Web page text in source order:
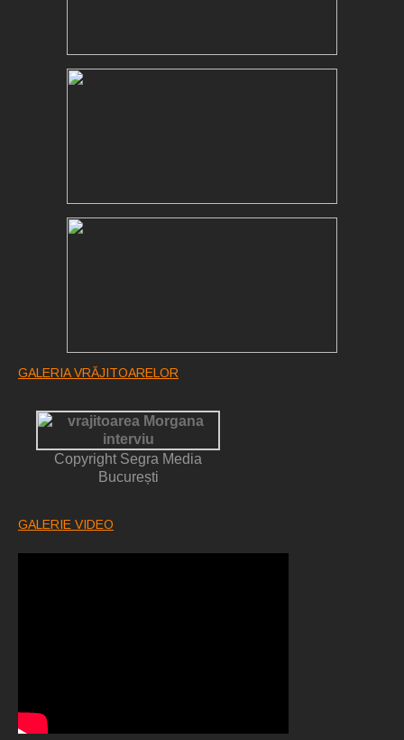
GALERIA VRĂJITOARELOR
Copyright Segra Media
București
GALERIE VIDEO